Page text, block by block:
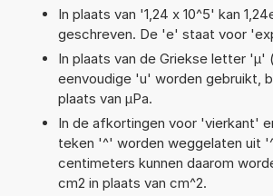
In plaats van '1,24 x 10^5' kan
geschreven. De 'e' staat voor
In plaats van de Griekse letter 'µ'
eenvoudige 'u' worden gebruikt,
plaats van µPa.
In de afkortingen voor 'vierkant'
teken '^' worden weggelaten uit
centimeters kunnen daarom
cm2 in plaats van cm^2.